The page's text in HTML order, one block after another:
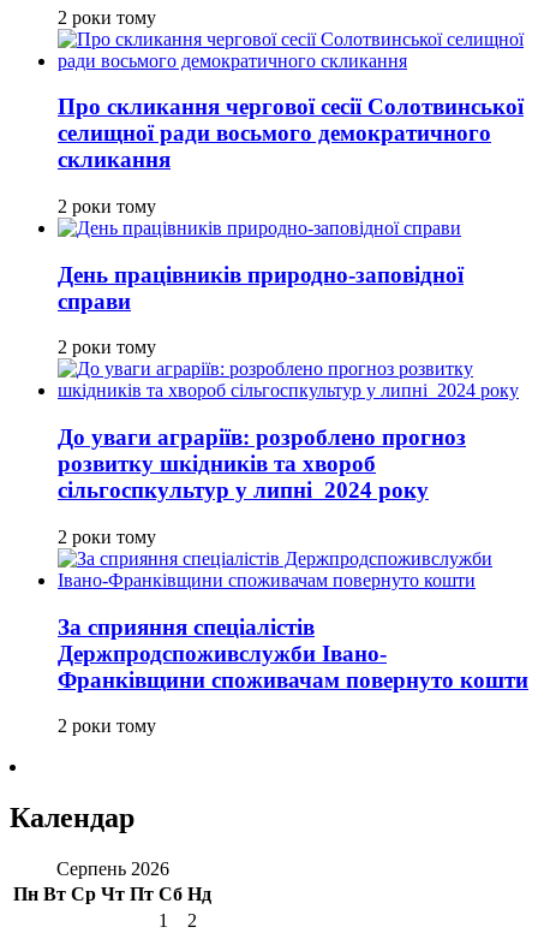
2 роки тому
Про скликання чергової сесії Солотвинської
селищної ради восьмого демократичного
скликання
2 роки тому
День працівників природно-заповідної
справи
2 роки тому
До уваги аграріїв: розроблено прогноз
розвитку шкідників та хвороб
сільгоспкультур у липні 2024 року
2 роки тому
За сприяння спеціалістів
Держпродспоживслужби Івано-
Франківщини споживачам повернуто кошти
2 роки тому
Календар
Серпень 2026
Пн Вт Ср Чт Пт Сб Нд
1
2